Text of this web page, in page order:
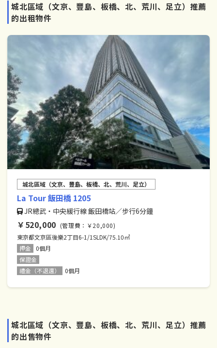
城北區域（文京、豐島、板橋、北、荒川、足立）推薦
的出租物件
城北區域（文京、豐島、板橋、北、荒川、足立）
La Tour 飯田橋 1205
JR總武・中央緩行線 飯田橋站／步行6分鐘
￥520,000 (管理費：￥20,000)
東京都文京區後樂2丁目6-1/1SLDK/75.10㎡
押金
0個月
保證金
禮金（不退還）
0個月
城北區域（文京、豐島、板橋、北、荒川、足立）推薦
的出售物件